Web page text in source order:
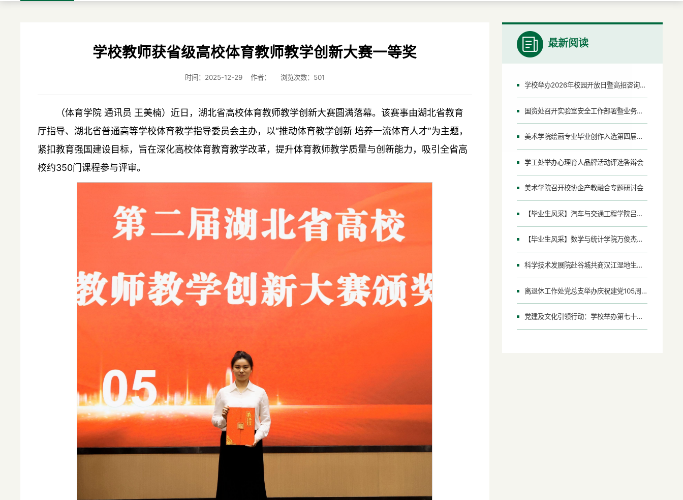
学校教师获省级高校体育教师教学创新大赛一等奖
时间：2025-12-29 作者： 浏览次数： 501
（体育学院 通讯员 王美楠）近日，湖北省高校体育教师教学创新大赛圆满落幕。该赛事由湖北省教育
厅指导、湖北省普通高等学校体育教学指导委员会主办，以“推动体育教学创新 培养一流体育人才”为主题，
紧扣教育强国建设目标，旨在深化高校体育教育教学改革，提升体育教师教学质量与创新能力，吸引全省高
校约350门课程参与评审。
最新阅读
学校举办2026年校园开放日暨高招咨询会活动
国资处召开实验室安全工作部署暨业务培训会议
美术学院绘画专业毕业创作入选第四届湖北省高校青年艺术家优秀作品展
学工处举办心理育人品牌活动评选答辩会
美术学院召开校协企产教融合专题研讨会
【毕业生风采】汽车与交通工程学院吕志隆：三载耕耘逐梦 今朝扬帆启航
【毕业生风采】数学与统计学院万俊杰：以数砺心求真知 以行践志赴新途
科学技术发展院赴谷城共商汉江湿地生态深度合作
离退休工作处党总支举办庆祝建党105周年文艺联谊活动
党建及文化引领行动：学校举办第七十一期“湖文读书会”